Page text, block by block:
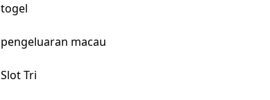
togel
pengeluaran macau
Slot Tri